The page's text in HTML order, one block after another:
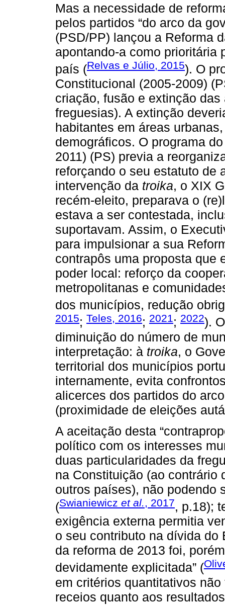
Mas a necessidade de
pelos partidos “do arco da
(PSD/PP) lançou a Reforma
apontando-a como prioritária
país (Relvas e Júlio, 2015). O
Constitucional (2005-2009)
criação, fusão e extinção
freguesias). A extinção
habitantes em áreas
demográficos. O programa
2011) (PS) previa a
reforçando o seu estatuto de
intervenção da troika, o XIX
recém-eleito, preparava o
estava a ser contestada,
suportavam. Assim, o
para impulsionar a sua
contrapôs uma proposta que
poder local: reforço da
metropolitanas e
dos municípios, redução
2015; Teles, 2016; 2021; 2022).
diminuição do número de
interpretação: à troika, o
territorial dos municípios
internamente, evita
alicerces dos partidos do
(proximidade de eleições
A aceitação desta
político com os interesses
duas particularidades da
na Constituição (ao contrário
outros países), não podendo
(Swianiewicz et al., 2017, p.18);
exigência externa permitia
o seu contributo na dívida do
da reforma de 2013 foi,
devidamente explicitada” (
em critérios quantitativos
receios quanto aos